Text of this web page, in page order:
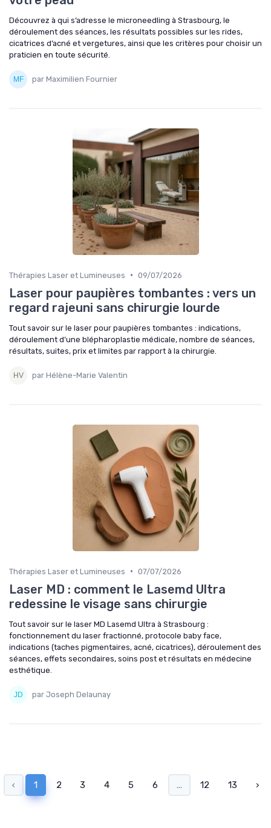
Découvrez à qui s’adresse le microneedling à Strasbourg, le
déroulement des séances, les résultats possibles sur les rides,
cicatrices d’acné et vergetures, ainsi que les critères pour choisir un
praticien en toute sécurité.
par Maximilien Fournier
Thérapies Laser et Lumineuses • 09/07/2026
Laser pour paupières tombantes : vers un
regard rajeuni sans chirurgie lourde
Tout savoir sur le laser pour paupières tombantes : indications,
déroulement d’une blépharoplastie médicale, nombre de séances,
résultats, suites, prix et limites par rapport à la chirurgie.
par Hélène-Marie Valentin
Thérapies Laser et Lumineuses • 07/07/2026
Laser MD : comment le Lasemd Ultra
redessine le visage sans chirurgie
Tout savoir sur le laser MD Lasemd Ultra à Strasbourg :
fonctionnement du laser fractionné, protocole baby face,
indications (taches pigmentaires, acné, cicatrices), déroulement des
séances, effets secondaires, soins post et résultats en médecine
esthétique.
par Joseph Delaunay
‹ 1 2 3 4 5 6 ... 12 13 ›